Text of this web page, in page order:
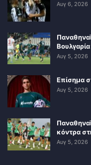
Αυγ 6, 2026
Βουλγαρία
Αυγ 5, 2026
Επίσημα
Αυγ 5, 2026
κόντρα
Αυγ 5, 2026